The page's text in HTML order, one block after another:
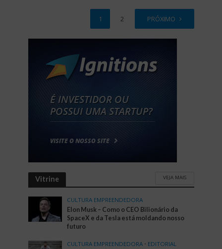
1 2 PRÓXIMO
Vitrine VEJA MAIS
CULTURA EMPREENDEDORA
Elon Musk – Como o CEO Bilionário da
SpaceX e da Tesla está moldando nosso
futuro
CULTURA EMPREENDEDORA • EDITORIAL